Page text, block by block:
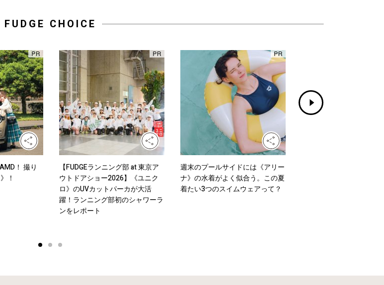
FUDGE CHOICE
！ 撮り
！
【FUDGEランニング部 at 東京ア
ウトドアショー2026】《ユニク
ロ》のUVカットパーカが大活
躍！ランニング部初のシャワーラ
ンをレポート
週末のプールサイドには《アリー
ナ》の水着がよく似合う。この夏
着たい3つのスイムウェアって？